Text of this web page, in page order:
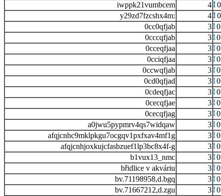
iwppk21vumbcem
4
y29zd7fzcshx4m:
4
0cc0qfjab
3
0cccqfjab
3
0cceqfjaa
3
0cciqfjaa
3
0ccwqfjab
3
0cd0qfjad
3
0cdeqfjac
3
0cecqfjae
3
0cecqfjag
3
a0jwu5pypmrv4qs7widqaw
3
afqjcnhc9mklpkgu7ocgqv1pxfxav4mf1g
3
afqjcnhjoxkujcfasbzuef1lp3bc8x4f-g
3
b1vux13_nmc
3
břidlice v akváriu
3
bv.71198958,d.bgq
3
bv.71667212,d.zgu
3